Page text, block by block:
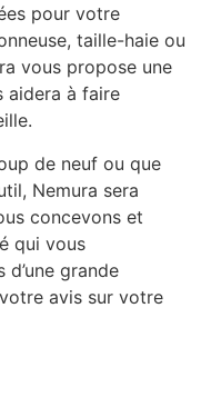
pour votre
taille-haie ou
vous propose une
aidera à faire
de neuf ou que
Nemura sera
concevons et
qui vous
grande
avis sur votre